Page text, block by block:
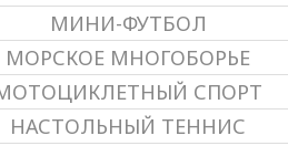
МИНИ-ФУТБОЛ
МОРСКОЕ МНОГОБОРЬЕ
СПОРТ
НАСТОЛЬНЫЙ ТЕННИС